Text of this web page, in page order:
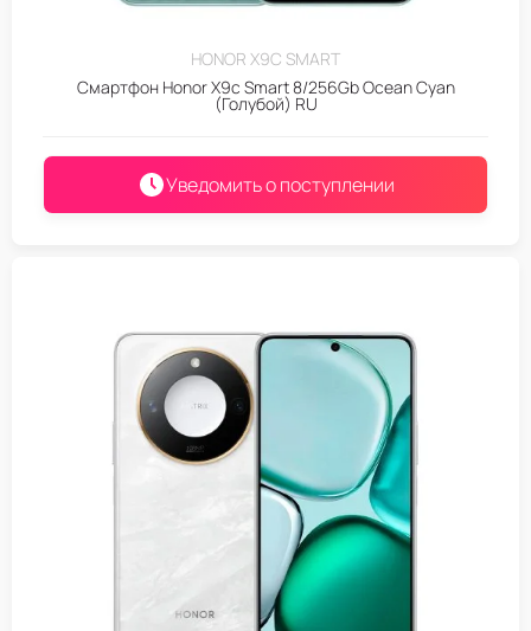
HONOR X9C SMART
Смартфон Honor X9c Smart 8/256Gb Ocean Cyan
(Голубой) RU
Уведомить о поступлении